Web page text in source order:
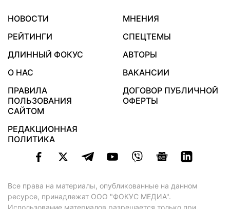
НОВОСТИ
МНЕНИЯ
РЕЙТИНГИ
СПЕЦТЕМЫ
ДЛИННЫЙ ФОКУС
АВТОРЫ
О НАС
ВАКАНСИИ
ПРАВИЛА
ПОЛЬЗОВАНИЯ
САЙТОМ
ДОГОВОР ПУБЛИЧНОЙ
ОФЕРТЫ
РЕДАКЦИОННАЯ
ПОЛИТИКА
Все права на материалы, опубликованные на данном
ресурсе, принадлежат ООО "ФОКУС МЕДИА".
Использование материалов разрешается только при